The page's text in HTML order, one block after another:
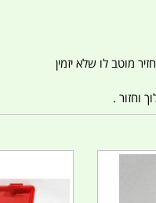
מוטב לו שלא יזמין
וחזור .